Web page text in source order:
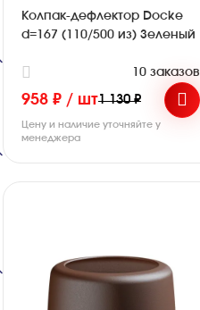
Колпак-дефлектор Docke
d=167 (110/500 из) Зеленый
10 заказов
958 ₽ / шт1 130 ₽
Цену и наличие уточняйте у
менеджера